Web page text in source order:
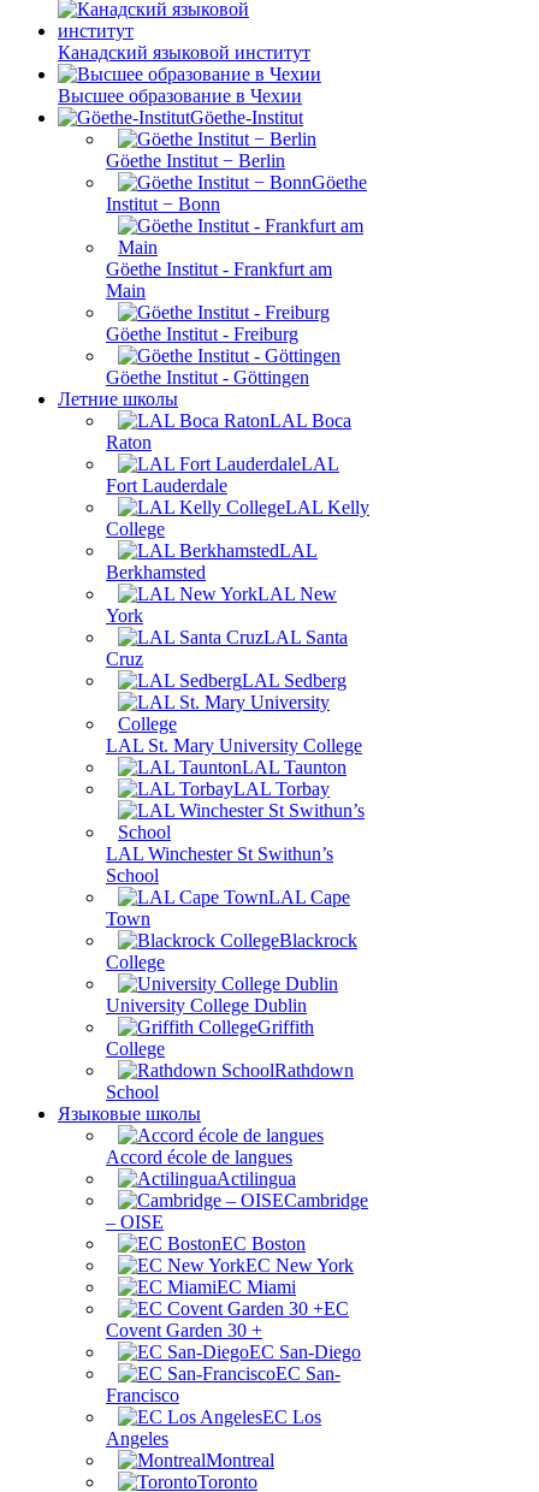
Канадский языковой институт
Высшее образование в Чехии
Göethe-Institut
Göethe Institut − Berlin
Göethe
Institut − Bonn
Göethe Institut - Frankfurt am
Main
Göethe Institut - Freiburg
Göethe Institut - Göttingen
Летние школы
LAL Boca
Raton
LAL
Fort Lauderdale
LAL Kelly
College
LAL
Berkhamsted
LAL New
York
LAL Santa
Cruz
LAL Sedberg
LAL St. Mary University College
LAL Taunton
LAL Torbay
LAL Winchester St Swithun’s
School
LAL Cape
Town
Blackrock
College
University College Dublin
Griffith
College
Rathdown
School
Языковые школы
Accord école de langues
Actilingua
Cambridge
– OISE
EC Boston
EC New York
EC Miami
ЕС
Covent Garden 30 +
EC San-Diego
EC San-
Francisco
EC Los
Angeles
Montreal
Toronto